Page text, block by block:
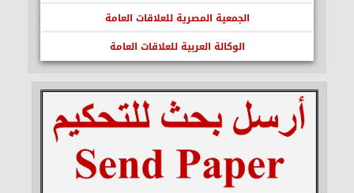
الجمعية المصرية للعلاقات العامة
الوكالة العربية للعلاقات العامة